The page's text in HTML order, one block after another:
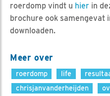
roerdomp vindt u hier in
brochure ook samengevat
downloaden.
Meer over
roerdomp life
chrisjanvanderheijden